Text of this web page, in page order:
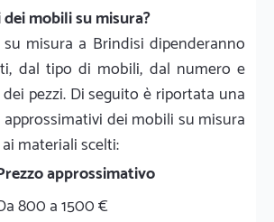
mobili su misura?
misura a Brindisi dipenderanno
dal tipo di mobili, dal numero e
pezzi. Di seguito è riportata una
dei mobili su misura
materiali scelti:
approssimativo
800 a 1500 €